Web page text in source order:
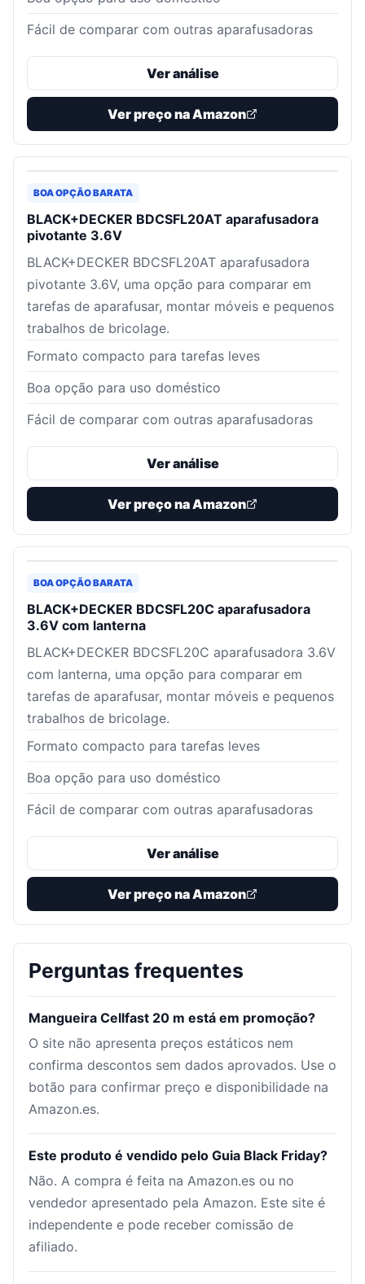
Fácil de comparar com outras aparafusadoras
Ver análise
Ver preço na Amazon
BOA OPÇÃO BARATA
BLACK+DECKER BDCSFL20AT aparafusadora
pivotante 3.6V
BLACK+DECKER BDCSFL20AT aparafusadora
pivotante 3.6V, uma opção para comparar em
tarefas de aparafusar, montar móveis e pequenos
trabalhos de bricolage.
Formato compacto para tarefas leves
Boa opção para uso doméstico
Fácil de comparar com outras aparafusadoras
Ver análise
Ver preço na Amazon
BOA OPÇÃO BARATA
BLACK+DECKER BDCSFL20C aparafusadora
3.6V com lanterna
BLACK+DECKER BDCSFL20C aparafusadora 3.6V
com lanterna, uma opção para comparar em
tarefas de aparafusar, montar móveis e pequenos
trabalhos de bricolage.
Formato compacto para tarefas leves
Boa opção para uso doméstico
Fácil de comparar com outras aparafusadoras
Ver análise
Ver preço na Amazon
Perguntas frequentes
Mangueira Cellfast 20 m está em promoção?
O site não apresenta preços estáticos nem
confirma descontos sem dados aprovados. Use o
botão para confirmar preço e disponibilidade na
Amazon.es.
Este produto é vendido pelo Guia Black Friday?
Não. A compra é feita na Amazon.es ou no
vendedor apresentado pela Amazon. Este site é
independente e pode receber comissão de
afiliado.